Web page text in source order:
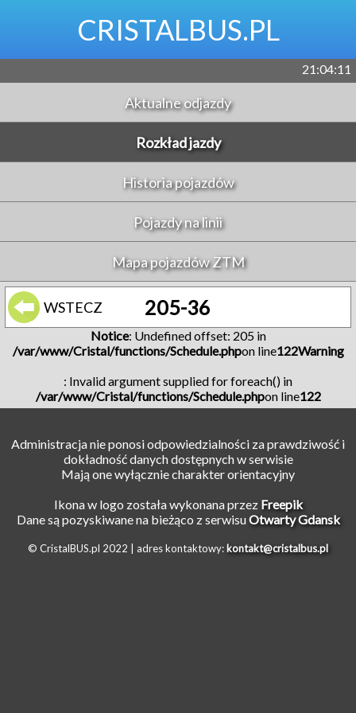
CRISTALBUS.PL
21:04:11
Aktualne odjazdy
Rozkład jazdy
Historia pojazdów
Pojazdy na linii
Mapa pojazdów ZTM
WSTECZ 205-36
Notice: Undefined offset: 205 in
/var/www/Cristal/functions/Schedule.phpon line122Warning
: Invalid argument supplied for foreach() in
/var/www/Cristal/functions/Schedule.phpon line122
Administracja nie ponosi odpowiedzialności za prawdziwość i
dokładność danych dostępnych w serwisie
Mają one wyłącznie charakter orientacyjny
Ikona w logo została wykonana przez Freepik
Dane są pozyskiwane na bieżąco z serwisuOtwarty Gdansk
© CristalBUS.pl 2022 | adres kontaktowy: kontakt@cristalbus.pl